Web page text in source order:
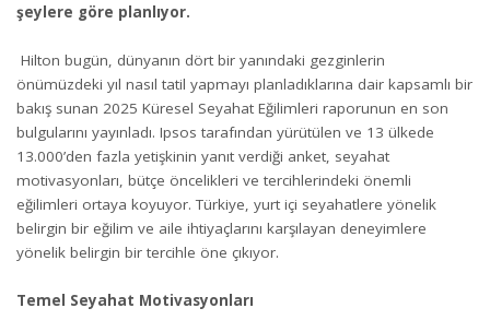
şeylere göre planlıyor.
Hilton bugün, dünyanın dört bir yanındaki gezginlerin
önümüzdeki yıl nasıl tatil yapmayı planladıklarına dair kapsamlı bir
bakış sunan 2025 Küresel Seyahat Eğilimleri raporunun en son
bulgularını yayınladı. Ipsos tarafından yürütülen ve 13 ülkede
13.000’den fazla yetişkinin yanıt verdiği anket, seyahat
motivasyonları, bütçe öncelikleri ve tercihlerindeki önemli
eğilimleri ortaya koyuyor. Türkiye, yurt içi seyahatlere yönelik
belirgin bir eğilim ve aile ihtiyaçlarını karşılayan deneyimlere
yönelik belirgin bir tercihle öne çıkıyor.
Temel Seyahat Motivasyonları